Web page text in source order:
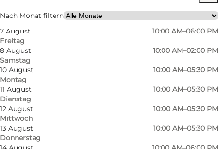
Nach Monat filtern
7 August
Freitag
10:00 AM–06:00 PM
8 August
Samstag
10:00 AM–02:00 PM
10 August
Montag
10:00 AM–05:30 PM
11 August
Dienstag
10:00 AM–05:30 PM
12 August
Mittwoch
10:00 AM–05:30 PM
13 August
Donnerstag
10:00 AM–05:30 PM
GEORG JENSEN DAMASK verbindet 250 Jahre
Weberei-Tradition mit zeitgenössischen Trends,
neuen Ideen und Visionen - und die aktuelle
Kollektion zeugt von Respekt vor der
Geschichte und dem Wunsch nach Innovation.